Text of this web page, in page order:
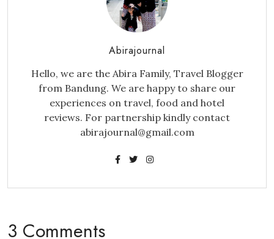
Abirajournal
Hello, we are the Abira Family, Travel Blogger
from Bandung. We are happy to share our
experiences on travel, food and hotel
reviews. For partnership kindly contact
abirajournal@gmail.com
3 Comments